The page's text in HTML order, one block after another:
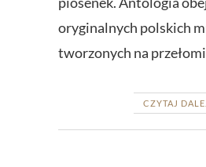
oryginalnych polskich
tworzonych na
CZYTAJ